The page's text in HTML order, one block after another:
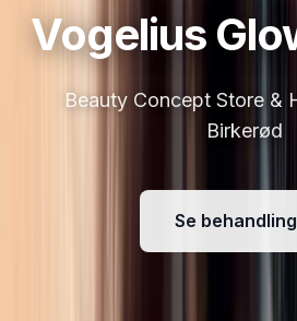
Vogelius
Beauty Concept Store &
Birkerød
Se